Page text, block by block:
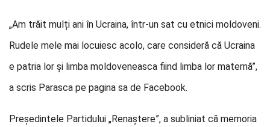
„Am trăit mulți ani în Ucraina, într-un sat cu etnici moldoveni.
Rudele mele mai locuiesc acolo, care consideră că Ucraina
e patria lor și limba moldoveneasca fiind limba lor maternă”,
a scris Parasca pe pagina sa de Facebook.
Președintele Partidului „Renaștere”, a subliniat că memoria